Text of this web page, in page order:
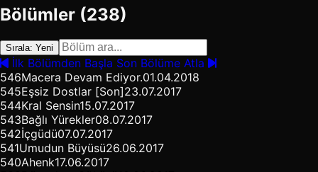
Bölümler (238)
Sırala: Yeni
İlk Bölümden Başla Son Bölüme Atla
546Macera Devam Ediyor.01.04.2018
545Eşsiz Dostlar [Son]23.07.2017
544Kral Sensin15.07.2017
543Bağlı Yürekler08.07.2017
542İçgüdü07.07.2017
541Umudun Büyüsü26.06.2017
540Ahenk17.06.2017